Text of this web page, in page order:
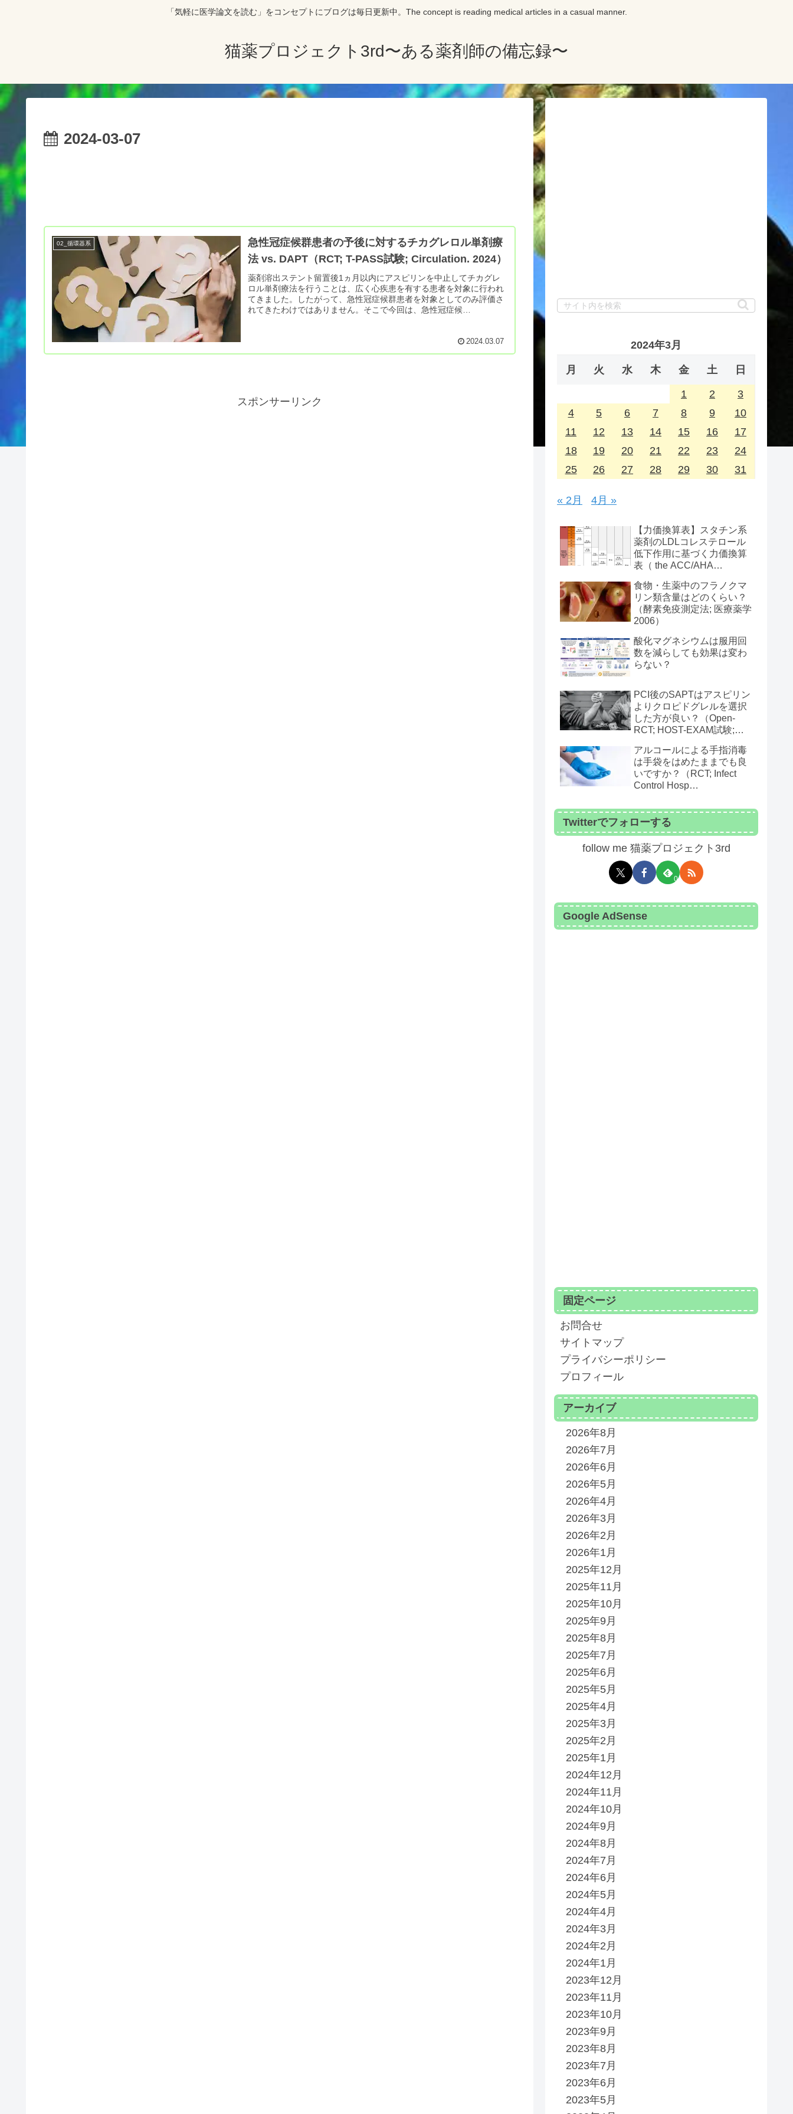
「気軽に医学論文を読む」をコンセプトにブログは毎日更新中。The concept is reading medical articles in a casual manner.
猫薬プロジェクト3rd〜ある薬剤師の備忘録〜
2024-03-07
02_循環器系
急性冠症候群患者の予後に対するチカグレロル単剤療
法 vs. DAPT（RCT; T-PASS試験; Circulation. 2024）
薬剤溶出ステント留置後1ヵ月以内にアスピリンを中止してチカグレ
ロル単剤療法を行うことは、広く心疾患を有する患者を対象に行われ
てきました。したがって、急性冠症候群患者を対象としてのみ評価さ
れてきたわけではありません。そこで今回は、急性冠症候…
2024.03.07
スポンサーリンク
2024年3月
月 火 水 木 金 土 日
1 2
3
4
5 6 7 8 9
10
11
12 13 14 15 16
17
18
19 20 21 22 23
24
25
26 27 28 29 30 31
« 2月 4月 »
【力価換算表】スタチン系
薬剤のLDLコレステロール
低下作用に基づく力価換算
表（ the ACC/AHA
Blood Cholesterol 2013）
食物・生薬中のフラノクマ
リン類含量はどのくらい？
（酵素免疫測定法; 医療薬学
2006）
酸化マグネシウムは服用回
数を減らしても効果は変わ
らない？
PCI後のSAPTはアスピリン
よりクロピドグレルを選択
した方が良い？（Open-
RCT; HOST-EXAM試験;
アルコールによる手指消毒
は手袋をはめたままでも良
いですか？（RCT; Infect
Control Hosp
Twitterでフォローする
follow me 猫薬プロジェクト3rd
0
Google AdSense
固定ページ
お問合せ
サイトマップ
プライバシーポリシー
プロフィール
アーカイブ
2026年8月
2026年7月
2026年6月
2026年5月
2026年4月
2026年3月
2026年2月
2026年1月
2025年12月
2025年11月
2025年10月
2025年9月
2025年8月
2025年7月
2025年6月
2025年5月
2025年4月
2025年3月
2025年2月
2025年1月
2024年12月
2024年11月
2024年10月
2024年9月
2024年8月
2024年7月
2024年6月
2024年5月
2024年4月
2024年3月
2024年2月
2024年1月
2023年12月
2023年11月
2023年10月
2023年9月
2023年8月
2023年7月
2023年6月
2023年5月